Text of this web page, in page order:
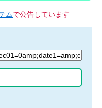
ムで公告しています